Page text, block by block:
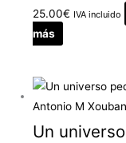
25.00€ IVA incluido
más
Un universo